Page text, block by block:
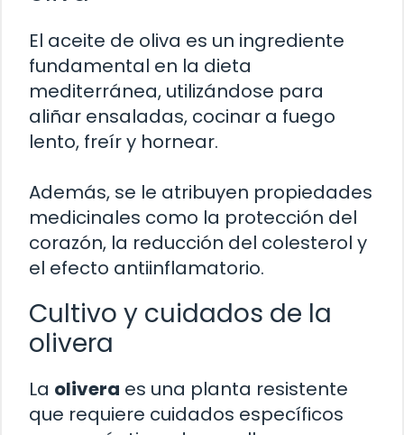
El aceite de oliva es un ingrediente
fundamental en la dieta
mediterránea, utilizándose para
aliñar ensaladas, cocinar a fuego
lento, freír y hornear.
Además, se le atribuyen propiedades
medicinales como la protección del
corazón, la reducción del colesterol y
el efecto antiinflamatorio.
Cultivo y cuidados de la
olivera
La olivera es una planta resistente
que requiere cuidados específicos